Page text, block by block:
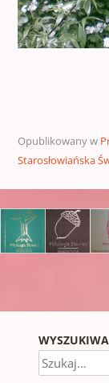
Opublikowany w
Starosłowiańska
Szukaj